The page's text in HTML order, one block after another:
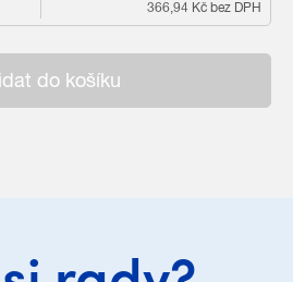
366,94 Kčbez DPH
do košíku